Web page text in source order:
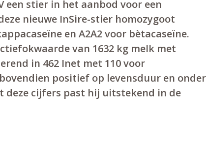
een stier in het aanbod voor een
nieuwe InSire-stier homozygoot
en A2A2 voor bètacaseïne.
van 1632 kg melk met
in 462 Inet met 110 voor
positief op levensduur en onder
deze cijfers past hij uitstekend in de